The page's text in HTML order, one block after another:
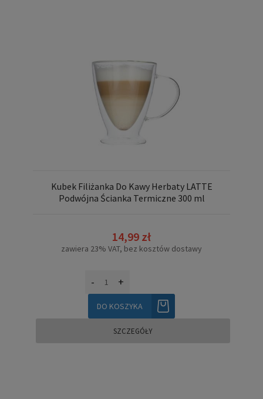
Kubek Filiżanka Do Kawy Herbaty LATTE
Podwójna Ścianka Termiczne 300 ml
14,99 zł
zawiera 23% VAT, bez kosztów dostawy
- +
DO KOSZYKA
SZCZEGÓŁY